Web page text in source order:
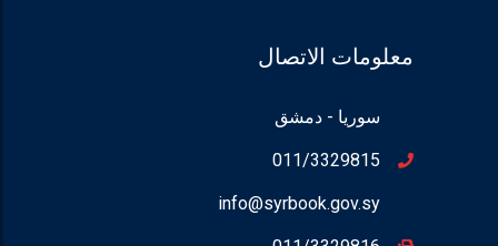
معلومات الاتصال
سوريا - دمشق
011/3329815
info@syrbook.gov.sy